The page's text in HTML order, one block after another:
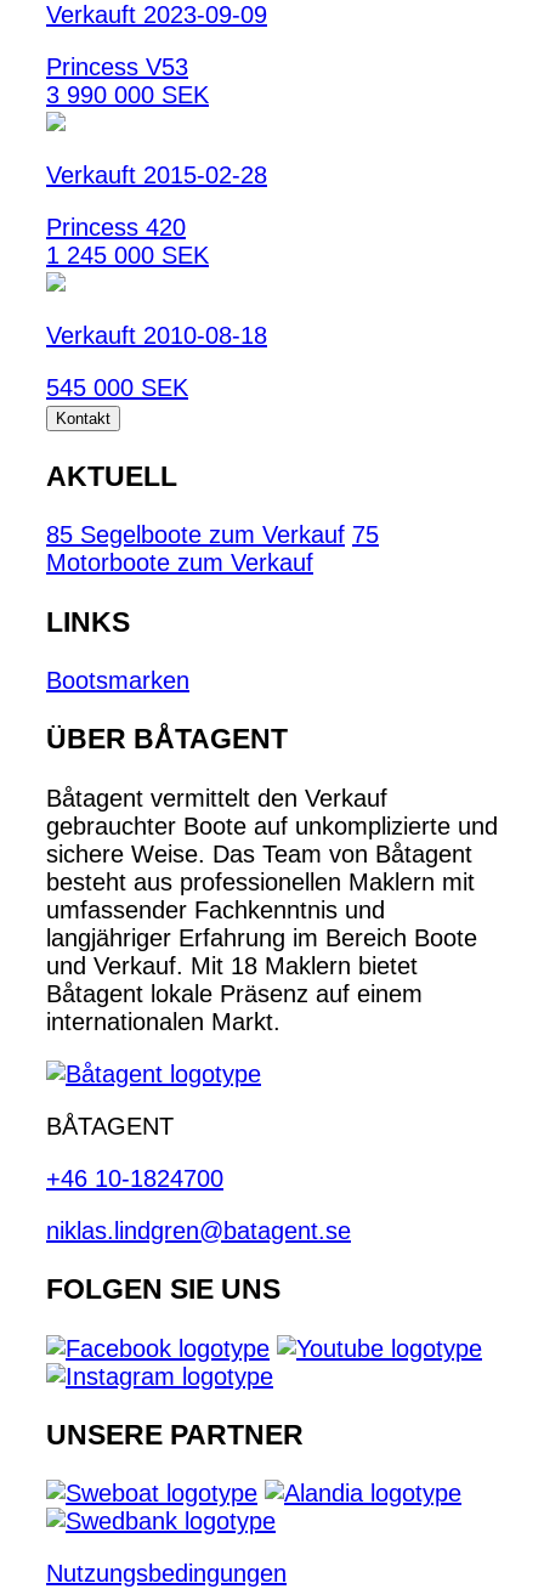
Verkauft 2023-09-09
Princess V53
3 990 000 SEK
Verkauft 2015-02-28
Princess 420
1 245 000 SEK
Verkauft 2010-08-18
545 000 SEK
Kontakt
AKTUELL
85 Segelboote zum Verkauf 75
Motorboote zum Verkauf
LINKS
Bootsmarken
ÜBER BÅTAGENT
Båtagent vermittelt den Verkauf
gebrauchter Boote auf unkomplizierte und
sichere Weise. Das Team von Båtagent
besteht aus professionellen Maklern mit
umfassender Fachkenntnis und
langjähriger Erfahrung im Bereich Boote
und Verkauf. Mit 18 Maklern bietet
Båtagent lokale Präsenz auf einem
internationalen Markt.
BÅTAGENT
+46 10-1824700
niklas.lindgren@batagent.se
FOLGEN SIE UNS
UNSERE PARTNER
Nutzungsbedingungen